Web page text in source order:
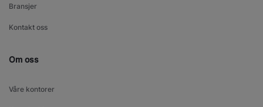
Bransjer
Kontakt oss
Om oss
Våre kontorer